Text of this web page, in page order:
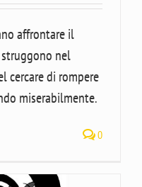
affrontare il
nel
cercare di rompere
miserabilmente.
0